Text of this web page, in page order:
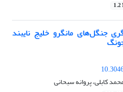
1.2
جنگل‌های مانگرو خلیج نایبند
کابلی، پروانه سبحانی